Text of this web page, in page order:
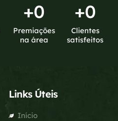
+0
Premiações
na área
+0
Clientes
satisfeitos
Links Úteis
Início